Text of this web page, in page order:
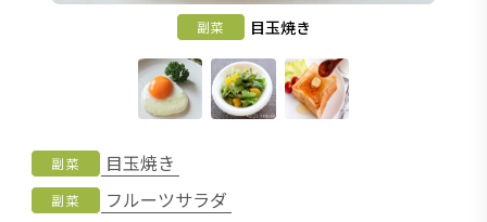
副菜 目玉焼き
副菜 目玉焼き
副菜 フルーツサラダ